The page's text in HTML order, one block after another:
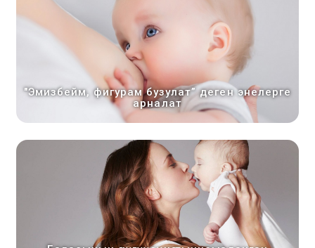
"Эмизбейм, фигурам бузулат” деген энелерге
арналат